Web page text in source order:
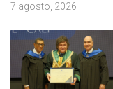
7 agosto, 2026